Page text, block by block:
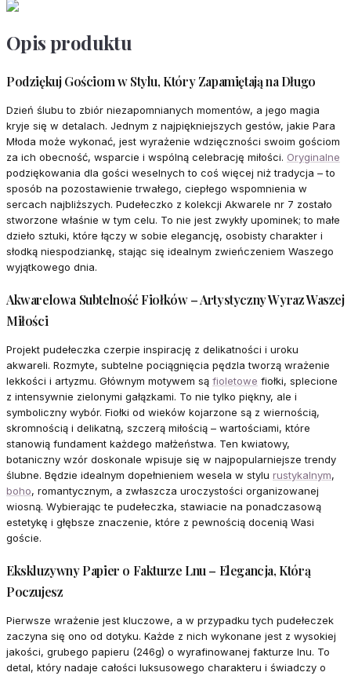
Opis produktu
Podziękuj Gościom w Stylu, Który Zapamiętają na Długo
Dzień ślubu to zbiór niezapomnianych momentów, a jego magia
kryje się w detalach. Jednym z najpiękniejszych gestów, jakie Para
Młoda może wykonać, jest wyrażenie wdzięczności swoim gościom
za ich obecność, wsparcie i wspólną celebrację miłości. Oryginalne
podziękowania dla gości weselnych to coś więcej niż tradycja – to
sposób na pozostawienie trwałego, ciepłego wspomnienia w
sercach najbliższych. Pudełeczko z kolekcji Akwarele nr 7 zostało
stworzone właśnie w tym celu. To nie jest zwykły upominek; to małe
dzieło sztuki, które łączy w sobie elegancję, osobisty charakter i
słodką niespodziankę, stając się idealnym zwieńczeniem Waszego
wyjątkowego dnia.
Akwarelowa Subtelność Fiołków – Artystyczny Wyraz Waszej
Miłości
Projekt pudełeczka czerpie inspirację z delikatności i uroku
akwareli. Rozmyte, subtelne pociągnięcia pędzla tworzą wrażenie
lekkości i artyzmu. Głównym motywem są fioletowe fiołki, splecione
z intensywnie zielonymi gałązkami. To nie tylko piękny, ale i
symboliczny wybór. Fiołki od wieków kojarzone są z wiernością,
skromnością i delikatną, szczerą miłością – wartościami, które
stanowią fundament każdego małżeństwa. Ten kwiatowy,
botaniczny wzór doskonale wpisuje się w najpopularniejsze trendy
ślubne. Będzie idealnym dopełnieniem wesela w stylu rustykalnym,
boho, romantycznym, a zwłaszcza uroczystości organizowanej
wiosną. Wybierając te pudełeczka, stawiacie na ponadczasową
estetykę i głębsze znaczenie, które z pewnością docenią Wasi
goście.
Ekskluzywny Papier o Fakturze Lnu – Elegancja, Którą
Poczujesz
Pierwsze wrażenie jest kluczowe, a w przypadku tych pudełeczek
zaczyna się ono od dotyku. Każde z nich wykonane jest z wysokiej
jakości, grubego papieru (246g) o wyrafinowanej fakturze lnu. To
detal, który nadaje całości luksusowego charakteru i świadczy o